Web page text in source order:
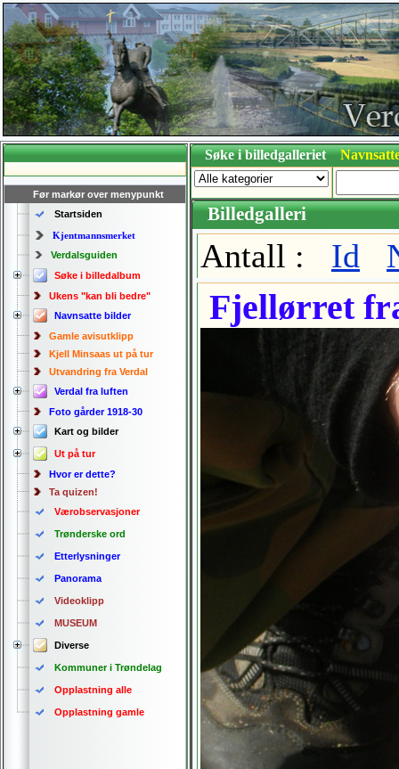
Før markør over menypunkt
Startsiden
Kjentmannsmerket
Verdalsguiden
Søke i billedalbum
Ukens "kan bli bedre"
Navnsatte bilder
Gamle avisutklipp
Kjell Minsaas ut på tur
Utvandring fra Verdal
Verdal fra luften
Foto gårder 1918-30
Kart og bilder
Ut på tur
Hvor er dette?
Ta quizen!
Værobservasjoner
Trønderske ord
Etterlysninger
Panorama
Videoklipp
MUSEUM
Diverse
Kommuner i Trøndelag
Opplastning alle
Opplastning gamle
Søke i billedgalleriet
Billedgalleri
Antall : Id
Fjellørret